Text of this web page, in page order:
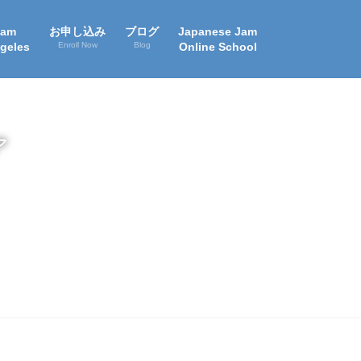
お申し込み
Enroll Now
ブログ
Blog
Japanese Jam
Online School